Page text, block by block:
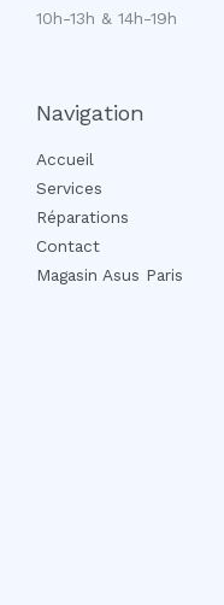
10h-13h & 14h-19h
Navigation
Accueil
Services
Réparations
Contact
Magasin Asus Paris